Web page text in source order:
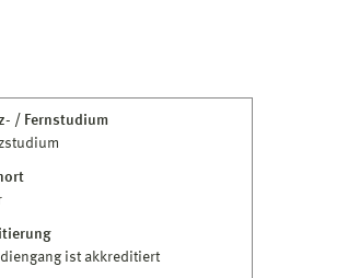
/ Fernstudium
ist akkreditiert